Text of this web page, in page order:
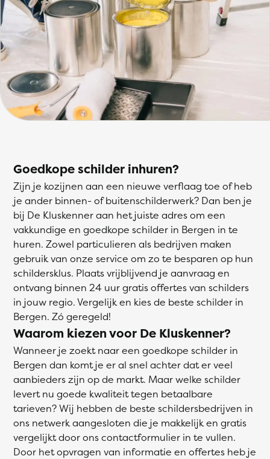
Goedkope schilder inhuren?
Zijn je kozijnen aan een nieuwe verflaag toe of heb
je ander binnen- of buitenschilderwerk? Dan ben je
bij De Kluskenner aan het juiste adres om een
vakkundige en goedkope schilder in Bergen in te
huren. Zowel particulieren als bedrijven maken
gebruik van onze service om zo te besparen op hun
schildersklus. Plaats vrijblijvend je aanvraag en
ontvang binnen 24 uur gratis offertes van schilders
in jouw regio. Vergelijk en kies de beste schilder in
Bergen. Zó geregeld!
Waarom kiezen voor De Kluskenner?
Wanneer je zoekt naar een goedkope schilder in
Bergen dan komt je er al snel achter dat er veel
aanbieders zijn op de markt. Maar welke schilder
levert nu goede kwaliteit tegen betaalbare
tarieven? Wij hebben de beste schildersbedrijven in
ons netwerk aangesloten die je makkelijk en gratis
vergelijkt door ons contactformulier in te vullen.
Door het opvragen van informatie en offertes heb je